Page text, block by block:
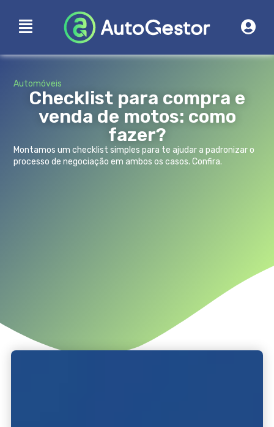
Automóveis
Checklist para compra e
venda de motos: como
fazer?
Montamos um checklist simples para te ajudar a padronizar o
processo de negociação em ambos os casos. Confira.